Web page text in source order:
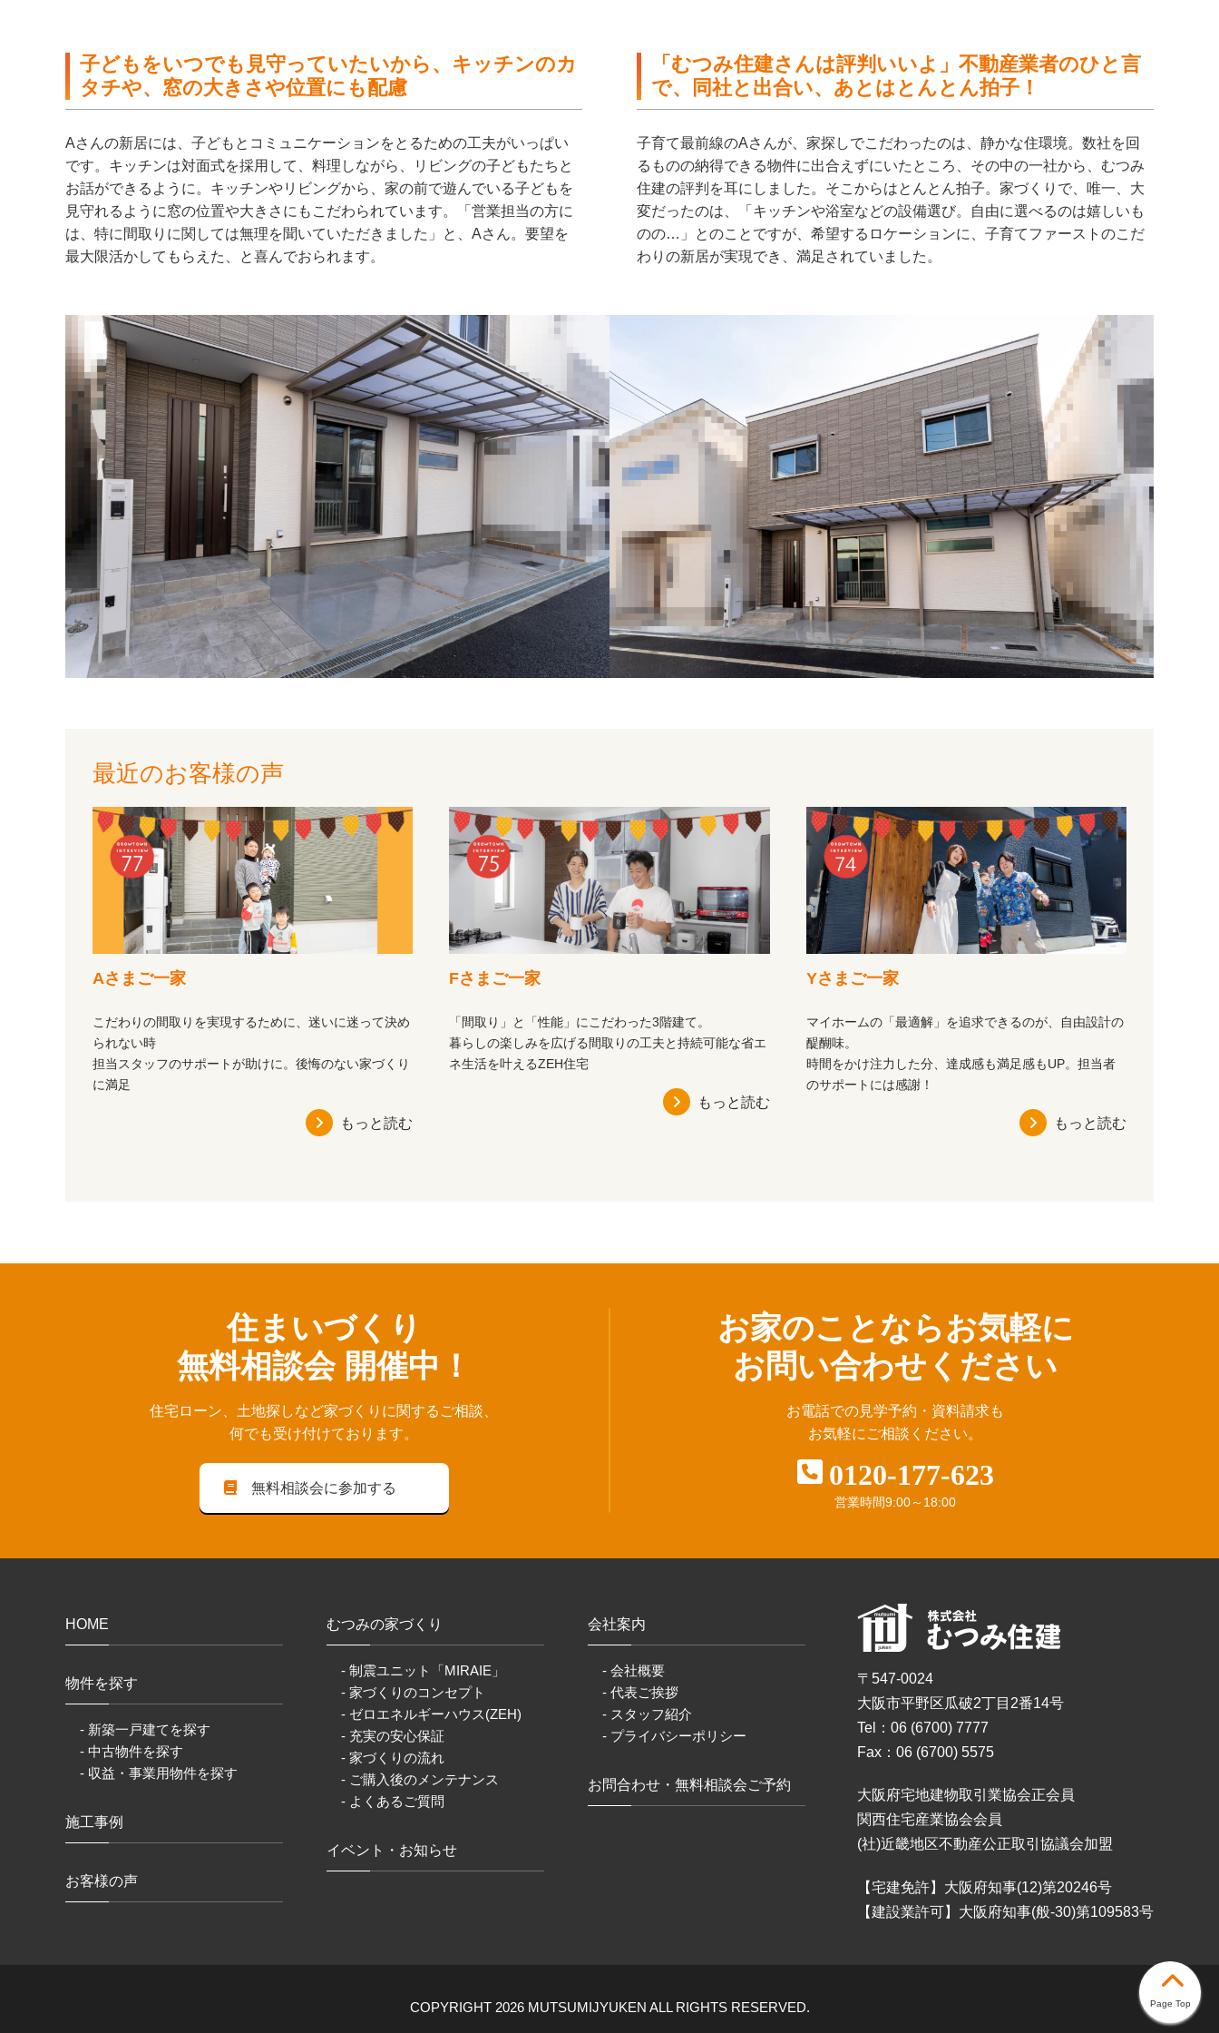
子どもをいつでも見守っていたいから、キッチンのカ
タチや、窓の大きさや位置にも配慮
Aさんの新居には、子どもとコミュニケーションをとるための工夫がいっぱい
です。キッチンは対面式を採用して、料理しながら、リビングの子どもたちと
お話ができるように。キッチンやリビングから、家の前で遊んでいる子どもを
見守れるように窓の位置や大きさにもこだわられています。「営業担当の方に
は、特に間取りに関しては無理を聞いていただきました」と、Aさん。要望を
最大限活かしてもらえた、と喜んでおられます。
「むつみ住建さんは評判いいよ」不動産業者のひと言
で、同社と出合い、あとはとんとん拍子！
子育て最前線のAさんが、家探しでこだわったのは、静かな住環境。数社を回
るものの納得できる物件に出合えずにいたところ、その中の一社から、むつみ
住建の評判を耳にしました。そこからはとんとん拍子。家づくりで、唯一、大
変だったのは、「キッチンや浴室などの設備選び。自由に選べるのは嬉しいも
のの…」とのことですが、希望するロケーションに、子育てファーストのこだ
わりの新居が実現でき、満足されていました。
最近のお客様の声
Aさまご一家
こだわりの間取りを実現するために、迷いに迷って決め
られない時
担当スタッフのサポートが助けに。後悔のない家づくり
に満足
もっと読む
Fさまご一家
「間取り」と「性能」にこだわった3階建て。
暮らしの楽しみを広げる間取りの工夫と持続可能な省エ
ネ生活を叶えるZEH住宅
もっと読む
Yさまご一家
マイホームの「最適解」を追求できるのが、自由設計の
醍醐味。
時間をかけ注力した分、達成感も満足感もUP。担当者
のサポートには感謝！
もっと読む
住まいづくり
無料相談会 開催中！
住宅ローン、⼟地探しなど家づくりに関するご相談、
何でも受け付けております。
無料相談会に参加する
お家のことならお気軽に
お問い合わせください
お電話での見学予約・資料請求も
お気軽にご相談ください。
0120-177-623
営業時間9:00～18:00
Page Top
HOME
物件を探す
- 新築一戸建てを探す
- 中古物件を探す
- 収益・事業用物件を探す
施工事例
お客様の声
むつみの家づくり
- 制震ユニット「MIRAIE」
- 家づくりのコンセプト
- ゼロエネルギーハウス(ZEH)
- 充実の安心保証
- 家づくりの流れ
- ご購入後のメンテナンス
- よくあるご質問
イベント・お知らせ
会社案内
- 会社概要
- 代表ご挨拶
- スタッフ紹介
- プライバシーポリシー
お問合わせ・無料相談会ご予約
〒547-0024
大阪市平野区瓜破2丁目2番14号
Tel：06 (6700) 7777
Fax：06 (6700) 5575
大阪府宅地建物取引業協会正会員
関西住宅産業協会会員
(社)近畿地区不動産公正取引協議会加盟
【宅建免許】大阪府知事(12)第20246号
【建設業許可】大阪府知事(般-30)第109583号
COPYRIGHT 2026 MUTSUMIJYUKEN ALL RIGHTS RESERVED.